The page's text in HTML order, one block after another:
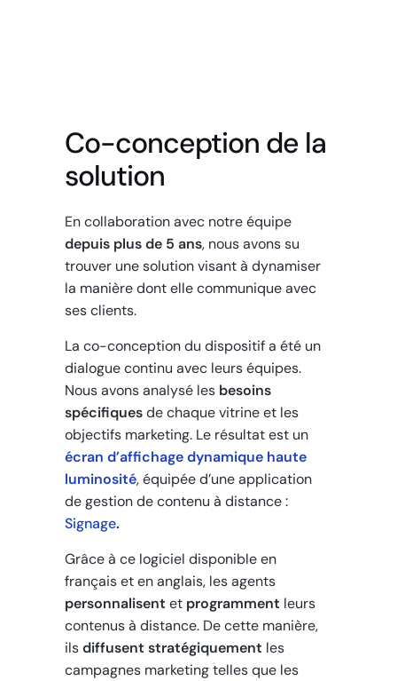
Co-conception de la
solution
En collaboration avec notre équipe
depuis plus de 5 ans, nous avons su
trouver une solution visant à dynamiser
la manière dont elle communique avec
ses clients.
La co-conception du dispositif a été un
dialogue continu avec leurs équipes.
Nous avons analysé les besoins
spécifiquesde chaque vitrine et les
objectifs marketing. Le résultat est un
écran d’affichage dynamique haute
luminosité, équipée d’une application
de gestion de contenu à distance :
Signage.
Grâce à ce logiciel disponible en
français et en anglais, les agents
personnalisent et programment leurs
contenus à distance. De cette manière,
ilsdiffusent stratégiquement les
campagnes marketing telles que les